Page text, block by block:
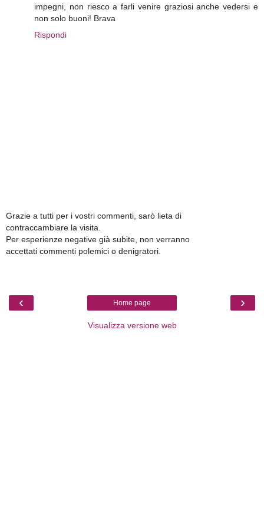
impegni, non riesco a farli venire graziosi anche vedersi e
non solo buoni! Brava
Rispondi
Grazie a tutti per i vostri commenti, sarò lieta di
contraccambiare la visita.
Per esperienze negative già subite, non verranno
accettati commenti polemici o denigratori.
‹ ›
Home page
Visualizza versione web